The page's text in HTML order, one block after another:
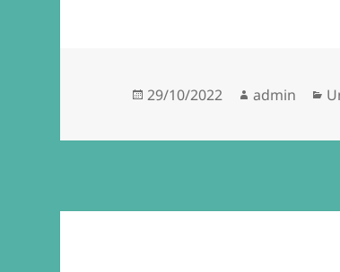
Posted
29/10/2022 Author
admin